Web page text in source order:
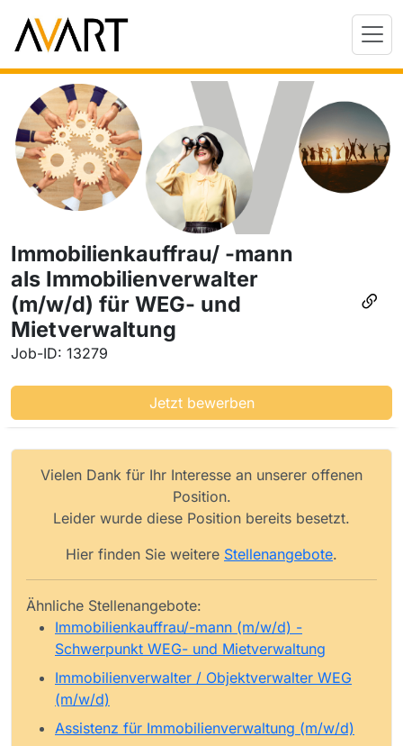
Immobilienkauffrau/ -mann
als Immobilienverwalter
(m/w/d) für WEG- und
Mietverwaltung
Job-ID: 13279
Jetzt bewerben
Vielen Dank für Ihr Interesse an unserer offenen
Position.
Leider wurde diese Position bereits besetzt.
Hier finden Sie weitere Stellenangebote.
Ähnliche Stellenangebote:
Immobilienkauffrau/-mann (m/w/d) -
Schwerpunkt WEG- und Mietverwaltung
Immobilienverwalter / Objektverwalter WEG
(m/w/d)
Assistenz für Immobilienverwaltung (m/w/d)